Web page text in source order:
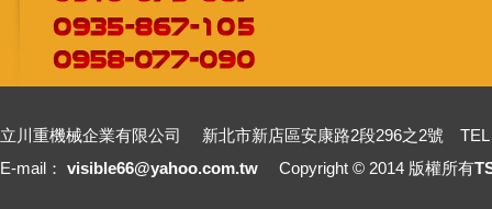
立川重機械企業有限公司 新北市新店區安康路2段296之2號 TEL
E-mail： visible66@yahoo.com.tw Copyright © 2014 版權所有